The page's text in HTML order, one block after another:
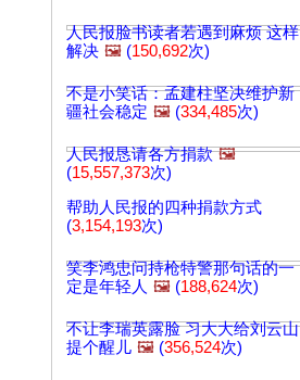
人民报脸书读者若遇到麻烦 这样
解决 🖼️ (150,692次)
不是小笑话：孟建柱坚决维护新
疆社会稳定 🖼️ (334,485次)
人民报恳请各方捐款 🖼️
(15,557,373次)
帮助人民报的四种捐款方式
(3,154,193次)
笑李鸿忠问持枪特警那句话的一
定是年轻人 🖼️ (188,624次)
不让李瑞英露脸 习大大给刘云山
提个醒儿 🖼️ (356,524次)